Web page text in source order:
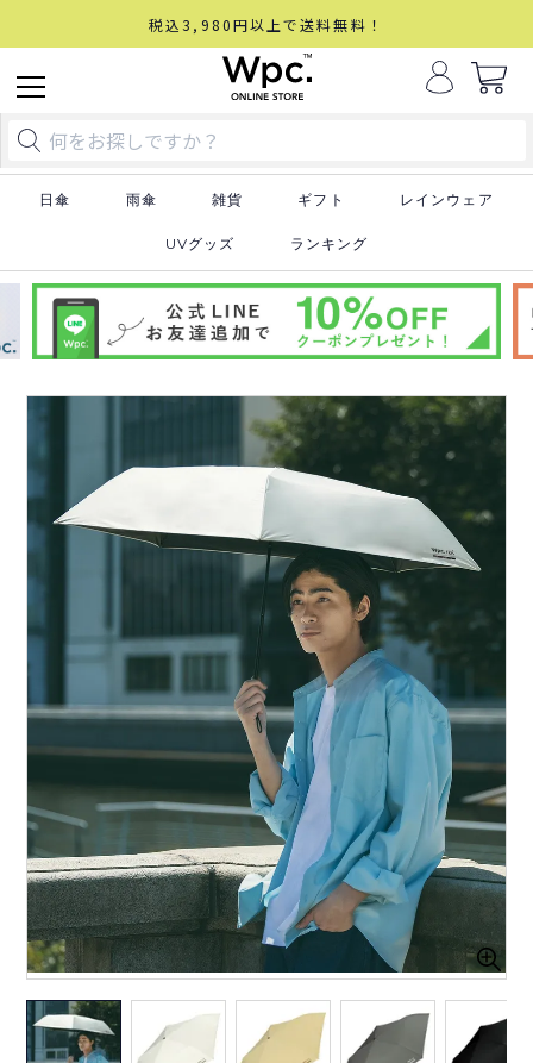
税込3,980円以上で送料無料！
日傘 雨傘 雑貨 ギフト レインウェア
UVグッズ ランキング